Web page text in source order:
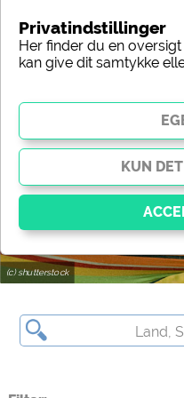
(c) shutterstock
Beliggenhed
Sanitært udstyr
Fritidsmuligheder
Privatindstillinger
Her finder du en
kan give dit samtykke
Vigtig
korrekt. Uden disse cookies
webstedet